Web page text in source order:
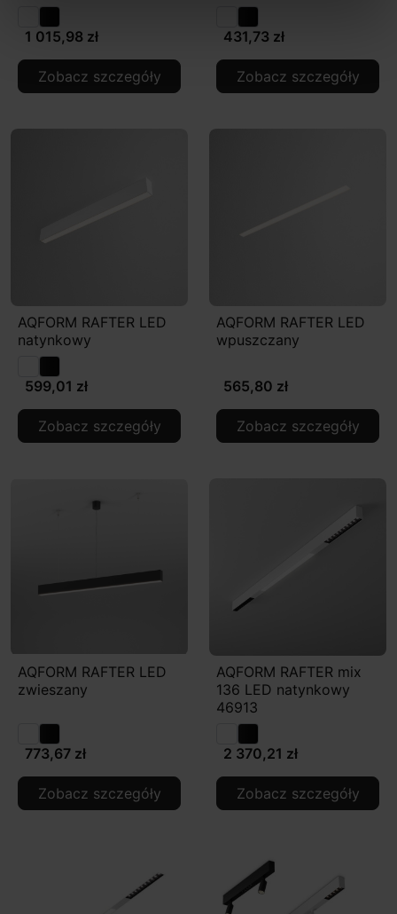
1 015,98 zł
Zobacz szczegóły
431,73 zł
Zobacz szczegóły
AQFORM RAFTER LED
natynkowy
599,01 zł
Zobacz szczegóły
AQFORM RAFTER LED
wpuszczany
565,80 zł
Zobacz szczegóły
AQFORM RAFTER LED
zwieszany
773,67 zł
Zobacz szczegóły
AQFORM RAFTER mix
136 LED natynkowy
46913
2 370,21 zł
Zobacz szczegóły